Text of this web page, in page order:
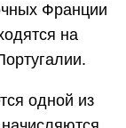
Франции
на
одной из